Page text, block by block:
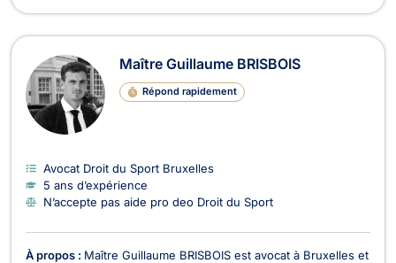
Maître Guillaume BRISBOIS
Répond rapidement
Avocat Droit du Sport Bruxelles
5 ans d’expérience
N’accepte pas aide pro deo Droit du Sport
À propos : Maître Guillaume BRISBOIS est avocat à Bruxelles et